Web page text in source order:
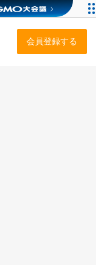
会員登録する